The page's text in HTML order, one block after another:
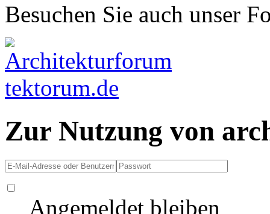
Besuchen Sie auch unser
Zur Nutzung von
Angemeldet bleiben